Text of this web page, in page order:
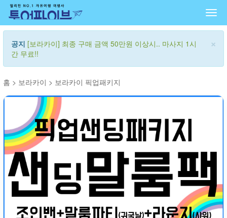
×
공지 [보라카이] 최종 구매 금액 50만원 이상시.. 마사지 1시
간 무료!!
홈 > 보라카이 > 보라카이 픽업패키지